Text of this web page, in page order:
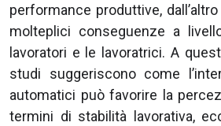
performance produttive,
molteplici conseguenze a
lavoratori e le lavoratrici. A
studi suggeriscono come
automatici può favorire la
termini di stabilità lavorativa,